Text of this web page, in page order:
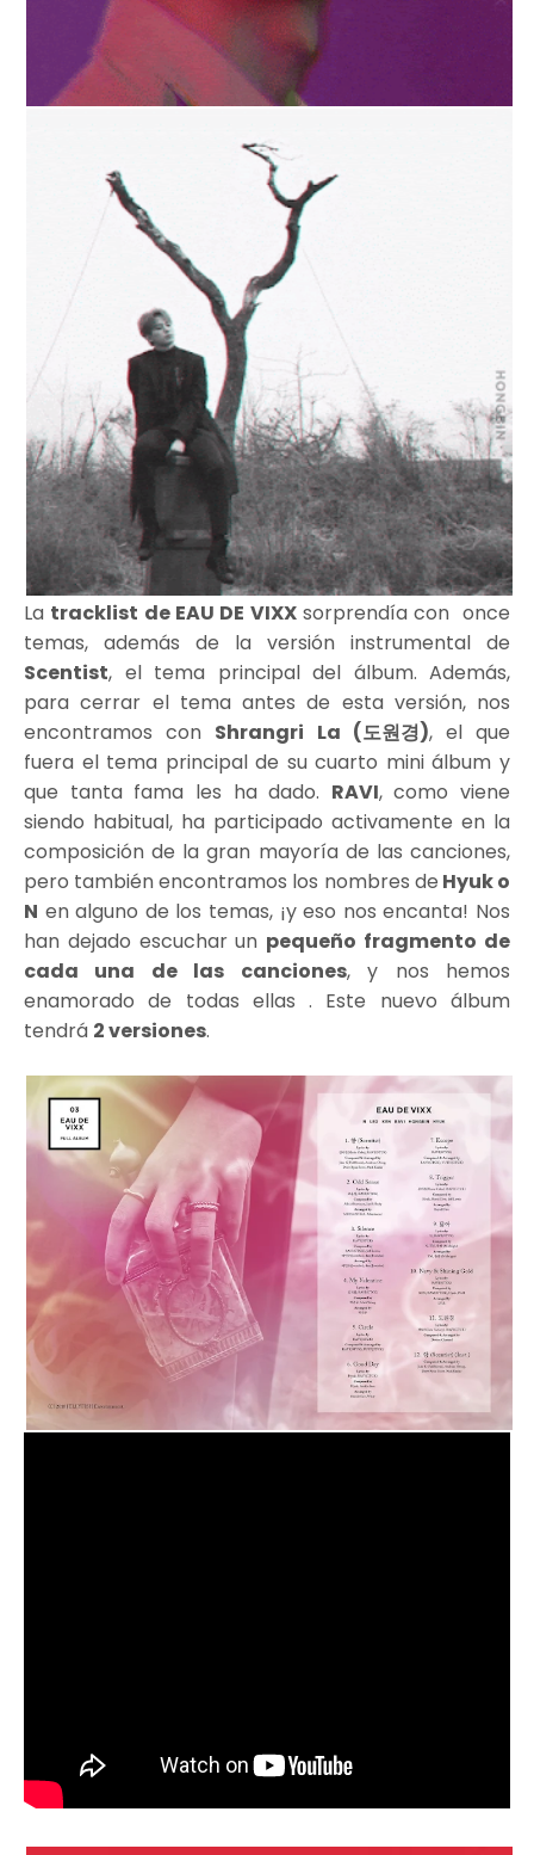
La tracklist de EAU DE VIXXsorprendía con once
temas, además de la versión instrumental de
Scentist, el tema principal del álbum. Además,
para cerrar el tema antes de esta versión, nos
encontramos con Shrangri La (도원경), el que
fuera el tema principal de su cuarto mini álbum y
que tanta fama les ha dado. RAVI, como viene
siendo habitual, ha participado activamente en la
composición de la gran mayoría de las canciones,
pero también encontramos los nombres de Hyuk o
N en alguno de los temas, ¡y eso nos encanta! Nos
han dejado escuchar un pequeño fragmento de
cada una de las canciones, y nos hemos
enamorado de todas ellas . Este nuevo álbum
tendrá 2 versiones.